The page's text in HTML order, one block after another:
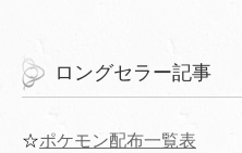
ロングセラー記事
☆ポケモン配布一覧表